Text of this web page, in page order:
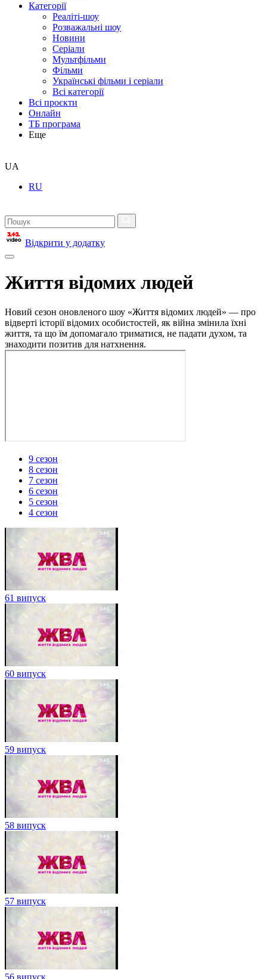
Категорії
Реаліті-шоу
Розважальні шоу
Новини
Серіали
Мультфільми
Фільми
Українські фільми і серіали
Всі категорії
Всі проєкти
Онлайн
ТБ програма
Еще
UA
RU
Відкрити у додатку
Життя відомих людей
Новий сезон оновленого шоу «Життя відомих людей» — про
відверті історії відомих особистостей, як війна змінила їхні
життя, та що їм допомагало триматися, не падати духом, та
знаходити позитив для натхнення.
9 сезон
8 сезон
7 сезон
6 сезон
5 сезон
4 сезон
61 випуск
60 випуск
59 випуск
58 випуск
57 випуск
56 випуск